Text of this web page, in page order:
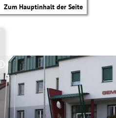
Zum Hauptinhalt der Seite
Copyright-Hinweis öffnen/schließen